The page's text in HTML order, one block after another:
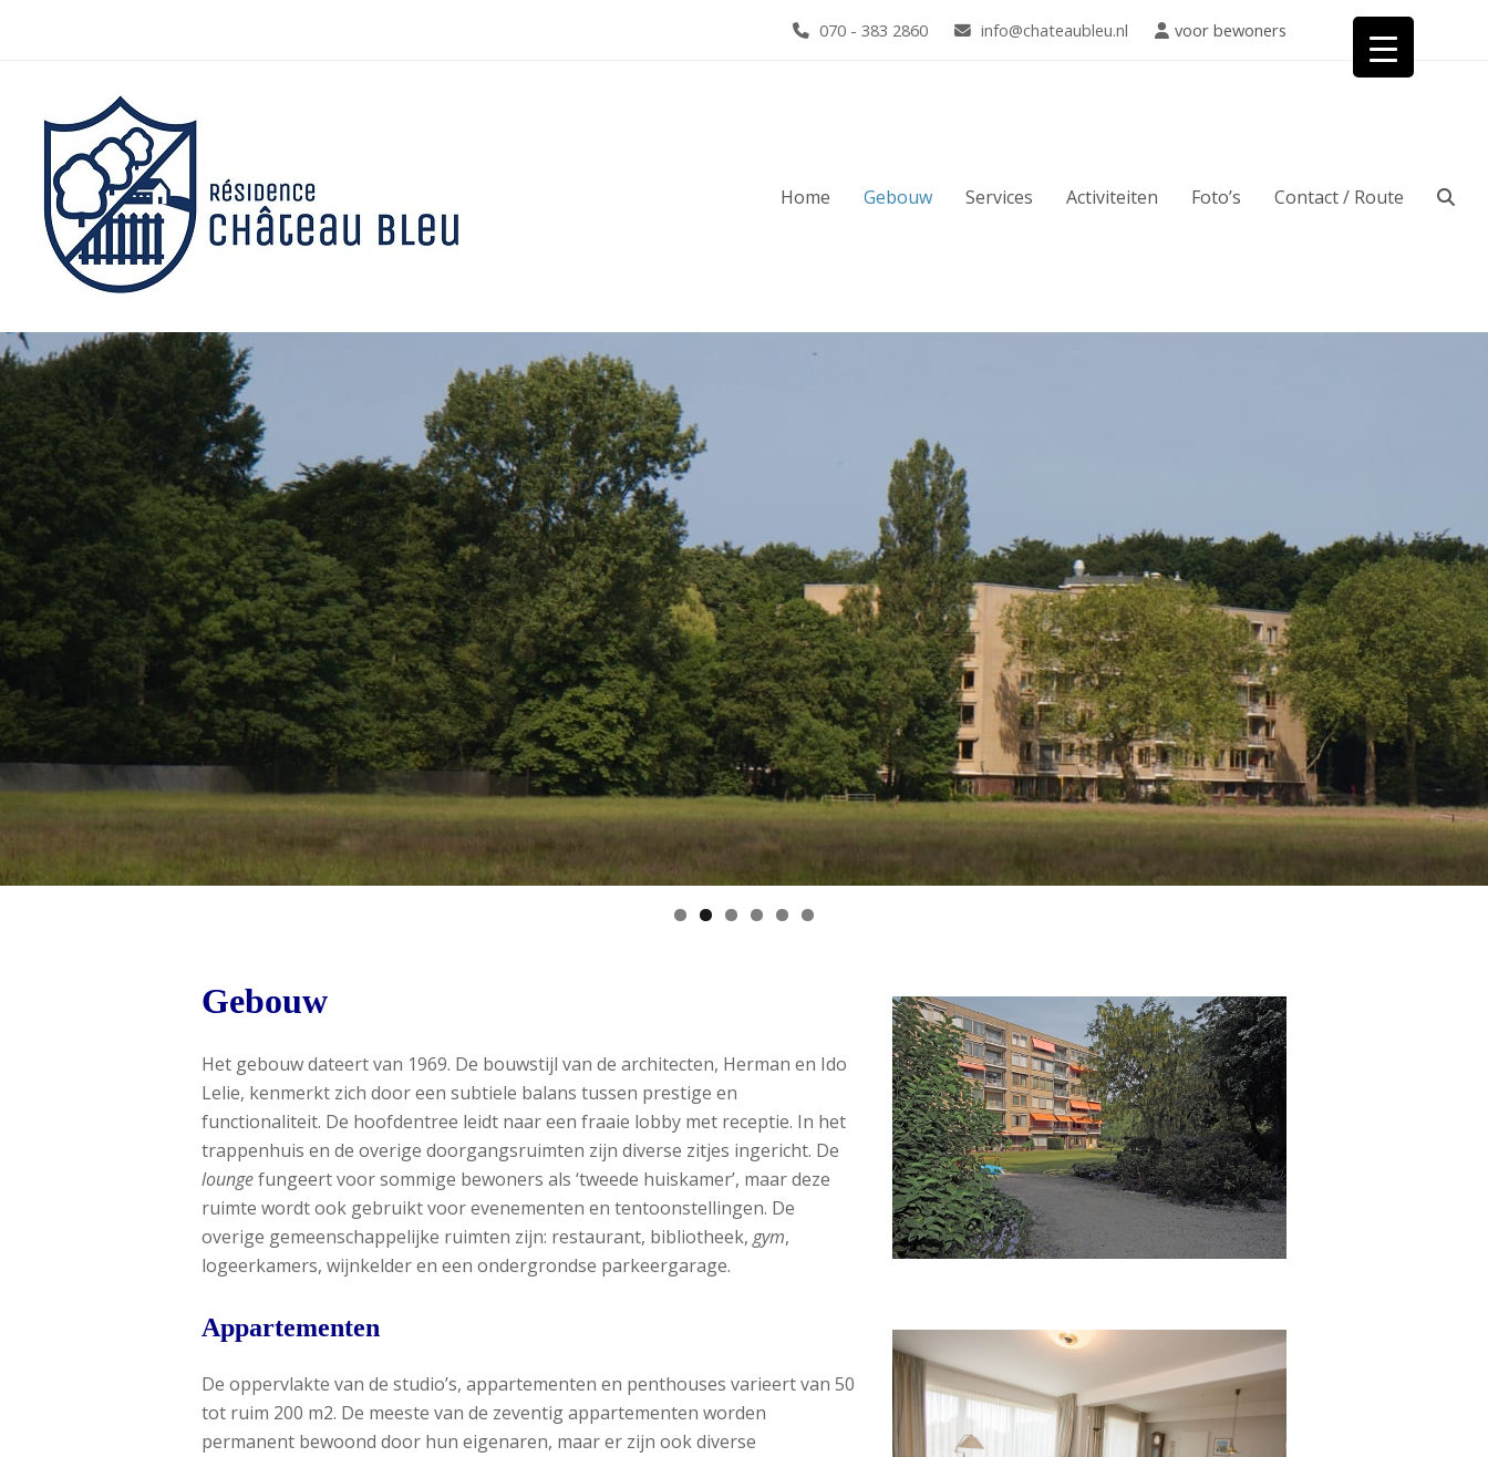
070 - 383 2860 info@chateaubleu.nl voor bewoners
Home Gebouw Services Activiteiten Foto’s Contact / Route
Gebouw
Het gebouw dateert van 1969. De bouwstijl van de architecten, Herman en Ido
Lelie, kenmerkt zich door een subtiele balans tussen prestige en
functionaliteit. De hoofdentree leidt naar een fraaie lobby met receptie. In het
trappenhuis en de overige doorgangsruimten zijn diverse zitjes ingericht. De
loungefungeert voor sommige bewoners als ‘tweede huiskamer’, maar deze
ruimte wordt ook gebruikt voor evenementen en tentoonstellingen. De
overige gemeenschappelijke ruimten zijn: restaurant, bibliotheek, gym,
logeerkamers, wijnkelder en een ondergrondse parkeergarage.
Appartementen
De oppervlakte van de studio’s, appartementen en penthouses varieert van 50
tot ruim 200 m2. De meeste van de zeventig appartementen worden
permanent bewoond door hun eigenaren, maar er zijn ook diverse